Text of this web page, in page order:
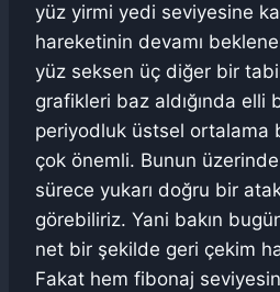
yüz yirmi yedi seviyesine
hareketinin devamı
yüz seksen üç diğer bir
grafikleri baz aldığında elli
periyodluk üstsel ortalama
çok önemli. Bunun üzerinde
sürece yukarı doğru bir
görebiliriz. Yani bakın
net bir şekilde geri çekim
Fakat hem fibonaj